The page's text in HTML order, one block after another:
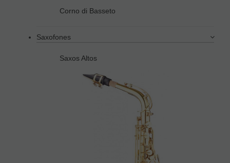
Corno di Basseto
Saxofones
Saxos Altos